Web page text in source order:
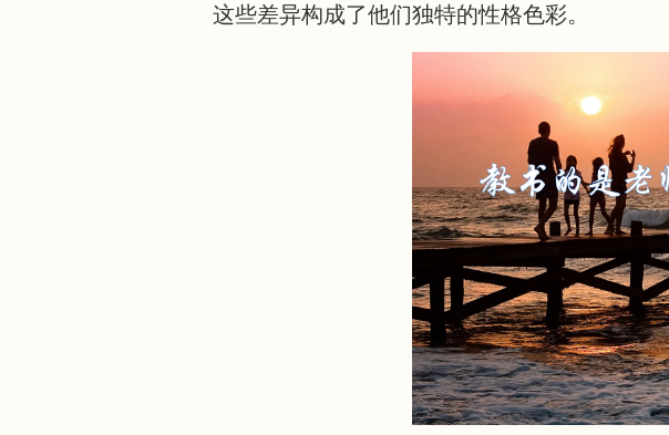
这些差异构成了他们独特的性格色彩。